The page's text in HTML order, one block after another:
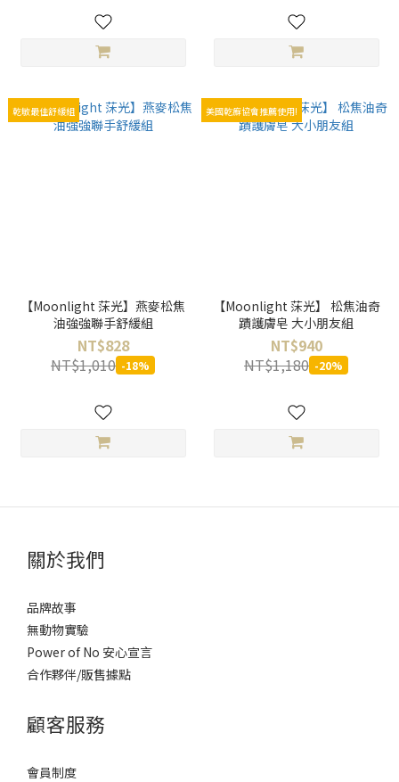
乾敏最佳舒緩組
【Moonlight 莯光】燕麥松焦
油強強聯手舒緩組
NT$828
NT$1,010 -18%
美國乾癬協會推薦使用!
【Moonlight 莯光】 松焦油奇
蹟護膚皂 大小朋友組
NT$940
NT$1,180 -20%
關於我們
品牌故事
無動物實驗
Power of No 安心宣言
合作夥伴/販售據點
顧客服務
會員制度